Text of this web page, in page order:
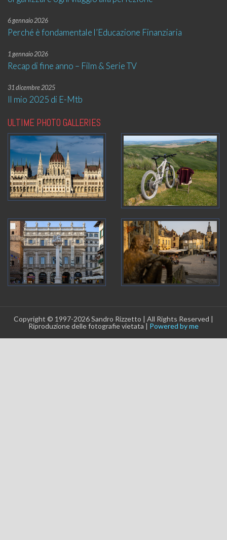
6 gennaio 2026
Perché è fondamentale l’Educazione Finanziaria
1 gennaio 2026
Recap di fine anno – Film & Serie TV
31 dicembre 2025
Il mio 2025 di E-Mtb
ULTIME PHOTO GALLERIES
Copyright © 1997-2026 Sandro Rizzetto | All Rights Reserved |
Riproduzione delle fotografie vietata | Powered by me